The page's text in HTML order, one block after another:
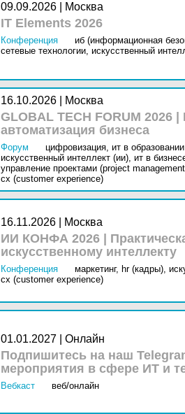
09.09.2026 | Москва
IT Elements 2026
Конференция
иб (информационная
сетевые технологии, искусственный
16.10.2026 | Москва
GLOBAL TECH FORUM
автоматизация бизнеса
Форум цифровизация, ит в
искусственный интеллект (ии), ит в
управление проектами (project
cx (customer experience)
16.11.2026 | Москва
ИИ КОНФА 2026 |
искусственному интеллекту
Конференция маркетинг, hr (кадры),
cx (customer experience)
01.01.2027 | Онлайн
Подпишитесь на наш
мероприятия в сфере ИТ и
Вебкаст веб/онлайн